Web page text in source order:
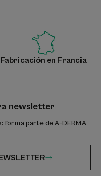
Fabricación en Francia
newsletter
forma parte de A-DERMA